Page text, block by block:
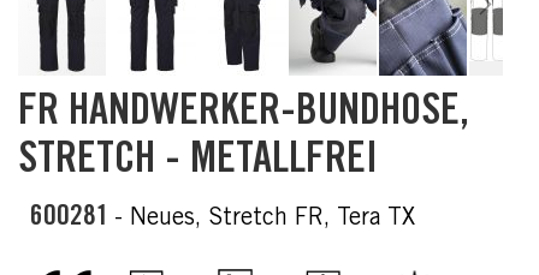
Skip
to
the
beginning
the
FR HANDWERKER-BUNDHOSE,
STRETCH - METALLFREI
600281 - Neues, Stretch FR, Tera TX